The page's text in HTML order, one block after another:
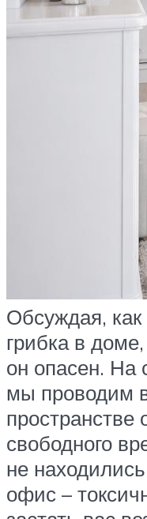
Обсуждая, как
грибка в
он опасен. На
мы проводим
пространстве
свободного
не
офис –